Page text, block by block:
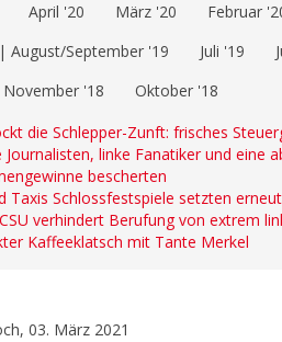
April '20 März '20 Februar
August/September '19
Juli '19
November '18
Oktober '18
die Schlepper-Zunft: frisches
Journalisten, linke Fanatiker und
bescherten
Taxis Schlossfestspiele setzten
verhindert Berufung von extrem
Kaffeeklatsch mit Tante Merkel
03. März 2021